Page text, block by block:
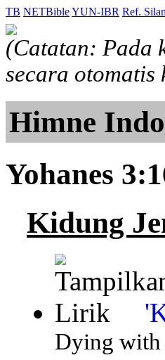
TB NETBibleYUN-IBR Ref.
(Catatan: Pada
secara otomatis
Himne
Yohanes
Kidung
Dying with